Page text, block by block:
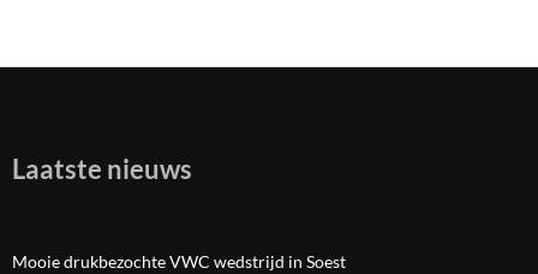
Laatste nieuws
Mooie drukbezochte VWC wedstrijd in Soest